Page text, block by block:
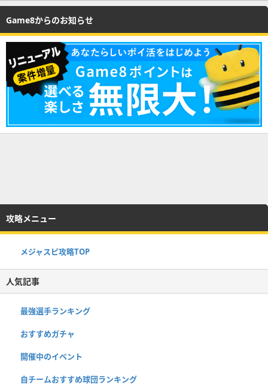
Game8からのお知らせ
攻略メニュー
メジャスピ攻略TOP
人気記事
最強選手ランキング
おすすめガチャ
開催中のイベント
自チームおすすめ球団ランキング